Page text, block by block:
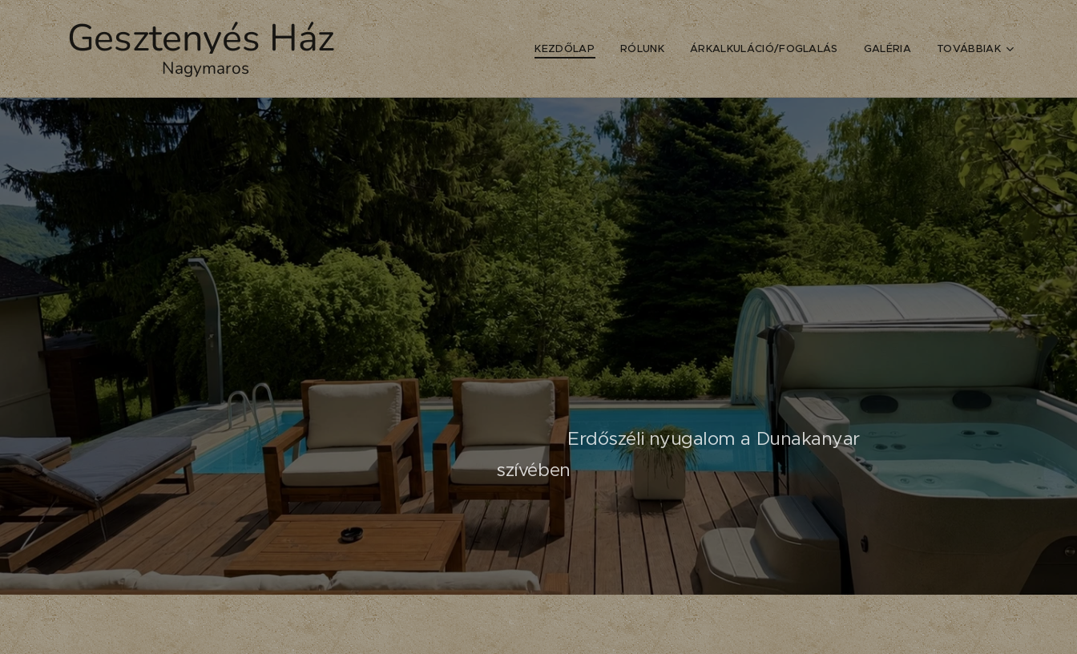
Gesztenyés Ház
Nagymaros
Nagymaros
KEZDŐLAP RÓLUNK ÁRKALKULÁCIÓ/FOGLALÁS GALÉRIA TOVÁBBIAK
Erdőszéli nyugalom a Dunakanyar
szívében